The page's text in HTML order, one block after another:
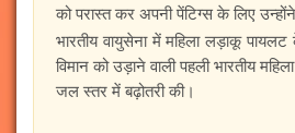
को परास्त कर अपनी पेंटिग्स के लिए
भारतीय वायुसेना में महिला लड़ाकू
विमान को उड़ाने वाली पहली भारतीय
जल स्तर में बढ़ोतरी की।